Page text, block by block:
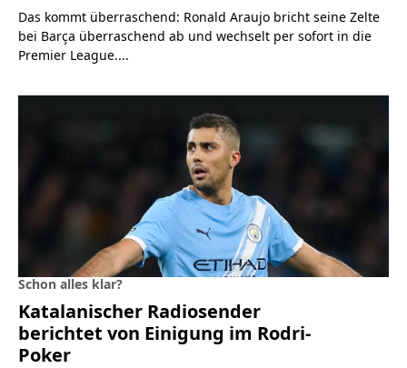
Das kommt überraschend: Ronald Araujo bricht seine Zelte
bei Barça überraschend ab und wechselt per sofort in die
Premier League....
Schon alles klar?
Katalanischer Radiosender
berichtet von Einigung im Rodri-
Poker